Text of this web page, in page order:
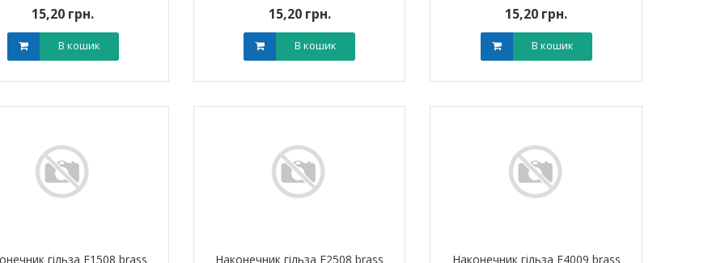
NIK 2300
обл)
грн.
(Дніпропетровська обл)
3 799,00 грн.
15,20 грн.
В кошик
15,20 грн.
В кошик
15,20 грн.
В кошик
гільза Е1508 brass
Наконечник гільза Е2508 brass
Наконечник гільза Е4009 brass